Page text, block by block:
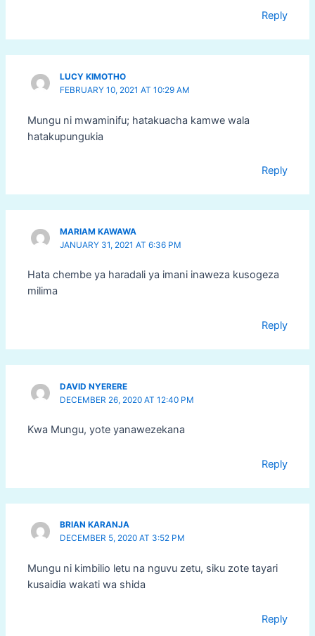
Reply
LUCY KIMOTHO
FEBRUARY 10, 2021 AT 10:29 AM
Mungu ni mwaminifu; hatakuacha kamwe wala
hatakupungukia
Reply
MARIAM KAWAWA
JANUARY 31, 2021 AT 6:36 PM
Hata chembe ya haradali ya imani inaweza kusogeza
milima
Reply
DAVID NYERERE
DECEMBER 26, 2020 AT 12:40 PM
Kwa Mungu, yote yanawezekana
Reply
BRIAN KARANJA
DECEMBER 5, 2020 AT 3:52 PM
Mungu ni kimbilio letu na nguvu zetu, siku zote tayari
kusaidia wakati wa shida
Reply